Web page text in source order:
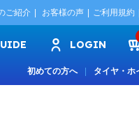
ご紹介 お客様の声 ご利用規約
LOGIN
初めての方へ タイヤ・ホ